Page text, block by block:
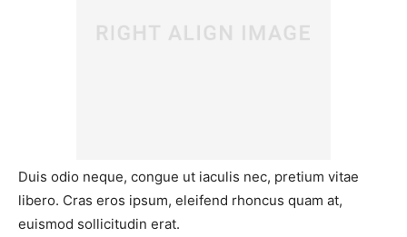
Duis odio neque, congue ut iaculis nec, pretium vitae
libero. Cras eros ipsum, eleifend rhoncus quam at,
euismod sollicitudin erat.